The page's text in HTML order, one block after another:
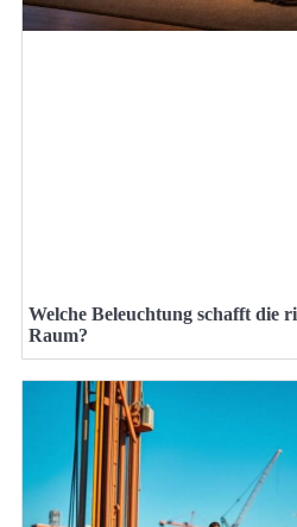
Welche Beleuchtung schafft die
Raum?